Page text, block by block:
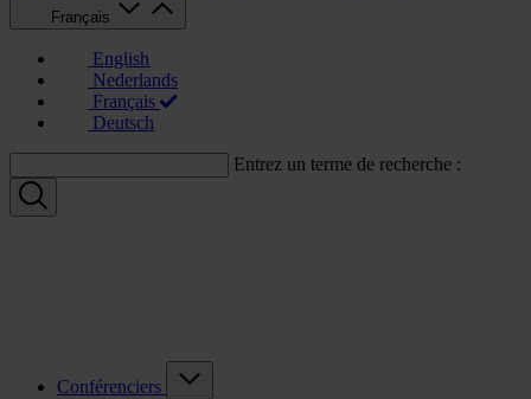
Français
English
Nederlands
Français
Deutsch
Entrez un terme de recherche :
Conférenciers